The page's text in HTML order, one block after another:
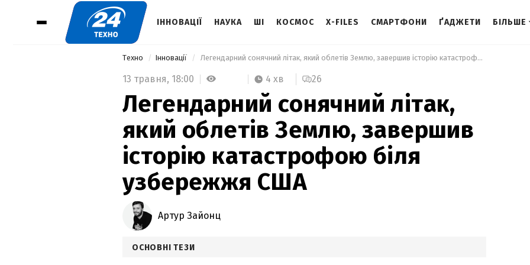
ІННОВАЦІЇ НАУКА ШІ КОСМОС X-FILES СМАРТФОНИ ҐАДЖЕТИ БІЛЬШЕ
Техно Інновації Легендарний сонячний літак, який облетів Землю, завершив історію катастрофою біля узбережжя США
13 травня, 18:00 4 хв 26
Легендарний сонячний літак,
який облетів Землю, завершив
історію катастрофою біля
узбережжя США
Артур Зайонц
ОСНОВНІ ТЕЗИ